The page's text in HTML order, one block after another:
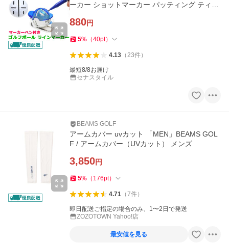
ーカー ショットマーカー パッティング ティー
880円
5% （40pt）
4.13（23件）
最短8/8お届け
セナスタイル
BEAMS GOLF
アームカバー uvカット 「MEN」BEAMS GOL
F / アームカバー（UVカット） メンズ
3,850円
5% （ 176pt）
4.71（7件）
即日配送ご指定の場合のみ、1〜2日で発送
ZOZOTOWN Yahoo!店
最安値を見る